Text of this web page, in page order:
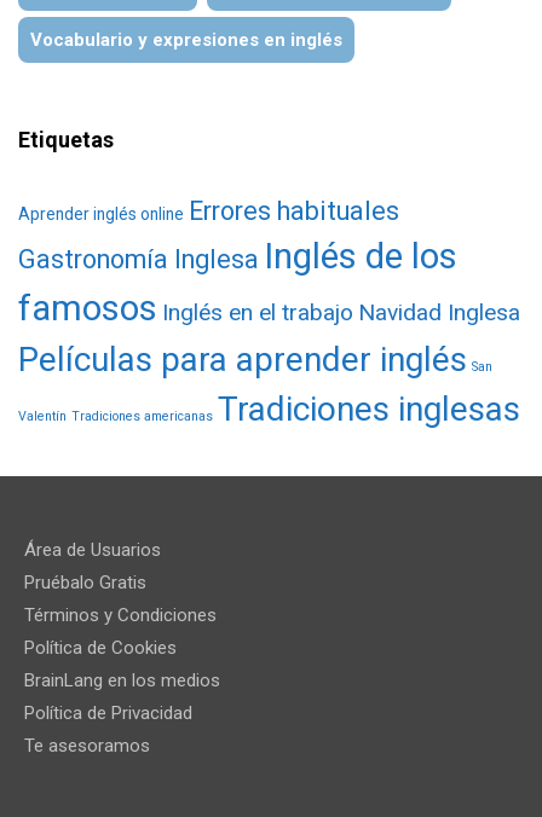
Vocabulario y expresiones en inglés
Etiquetas
Aprender inglés online Errores habituales
Gastronomía Inglesa Inglés de los
famosos Inglés en el trabajo Navidad Inglesa
Películas para aprender inglés San
Valentín Tradiciones americanas Tradiciones inglesas
Área de Usuarios
Pruébalo Gratis
Términos y Condiciones
Política de Cookies
BrainLang en los medios
Política de Privacidad
Te asesoramos